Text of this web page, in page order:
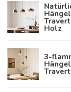
Holz
3-